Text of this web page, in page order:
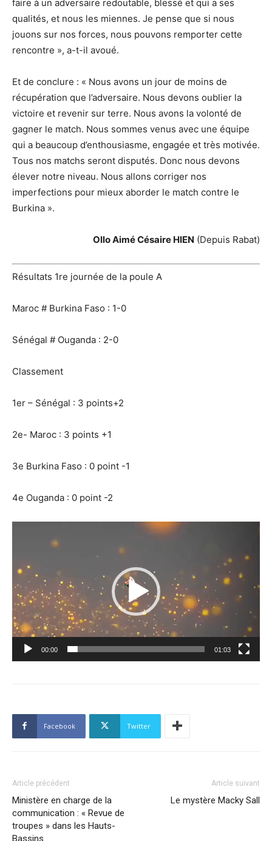
faire à un adversaire redoutable, blessé et qui a ses
qualités, et nous les miennes. Je pense que si nous
jouons sur nos forces, nous pouvons remporter cette
rencontre », a-t-il avoué.
Et de conclure : « Nous avons un jour de moins de
récupération que l’adversaire. Nous devons oublier la
victoire et revenir sur terre. Nous avons la volonté de
gagner le match. Nous sommes venus avec une équipe
qui a beaucoup d’enthousiasme, engagée et très motivée.
Tous nos matchs seront disputés. Donc nous devons
élever notre niveau. Nous allons corriger nos
imperfections pour mieux aborder le match contre le
Burkina ».
Ollo Aimé Césaire HIEN (Depuis Rabat)
Résultats 1re journée de la poule A
Maroc # Burkina Faso : 1-0
Sénégal # Ouganda : 2-0
Classement
1er – Sénégal : 3 points+2
2e- Maroc : 3 points +1
3e Burkina Faso : 0 point -1
4e Ouganda : 0 point -2
Lecteur
00:00 01:03
Facebook Twitter
Article précédent
Ministère en charge de la
communication : « Revue de
troupes » dans les Hauts-
Bassins
Article suivant
Le mystère Macky Sall